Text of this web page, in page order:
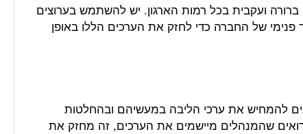
ועקבית בכל רמות הארגון. יש להשתמש בערוצים
פנימי של החברה כדי לחזק את הערכים הללו באופן
להמחיש את ערכי הליבה במעשיהם ובהחלטות
שהמנהלים מיישמים את הערכים, זה מחזק את